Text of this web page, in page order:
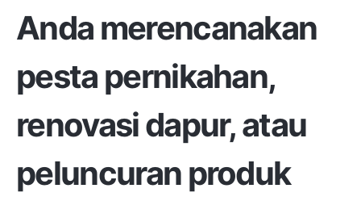
Anda merencanakan
pesta pernikahan,
renovasi dapur, atau
peluncuran produk